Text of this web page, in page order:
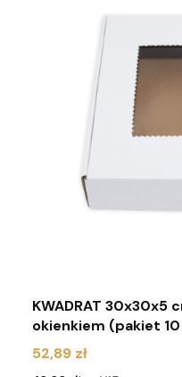
KWADRAT 30x30x5
okienkiem (pakiet
Cena
52,89 zł